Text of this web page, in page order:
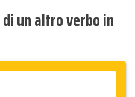
un altro verbo in